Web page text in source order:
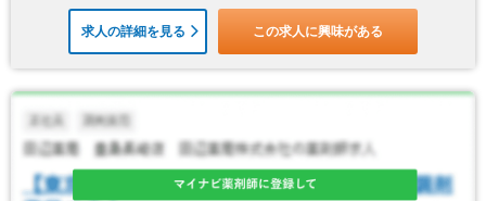
求人の詳細を見る この求人に興味がある